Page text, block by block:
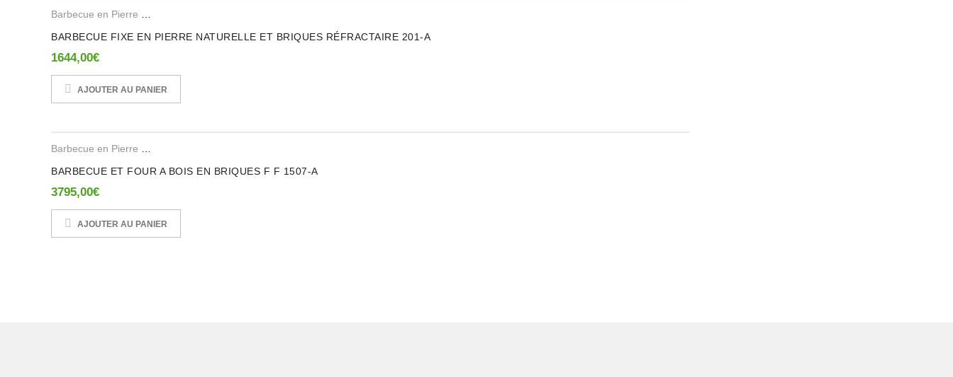
BARBECUE FIXE EN PIERRE NATURELLE ET BRIQUES RÉFRACTAIRE 201-A
1644,00€
AJOUTER AU PANIER
BARBECUE ET FOUR A BOIS EN BRIQUES F F 1507-A
3795,00€
AJOUTER AU PANIER